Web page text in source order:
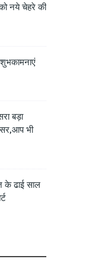
नये चेहरे की
शुभकामनाएं
बड़ा
भी
के ढाई साल